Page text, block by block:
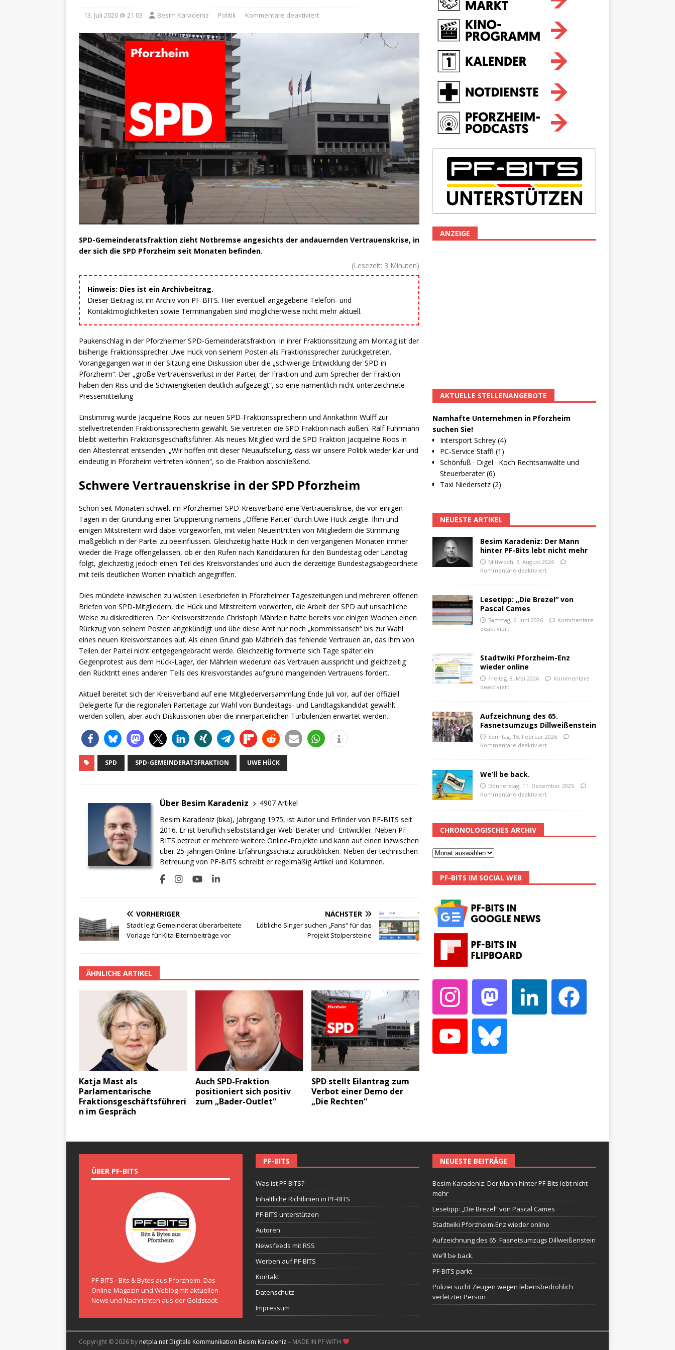
13. Juli 2020 @ 21:03 Besim Karadeniz Politik Kommentare deaktiviert
SPD-Gemeinderatsfraktion zieht Notbremse angesichts der andauernden Vertrauenskrise, in
der sich die SPD Pforzheim seit Monaten befinden.
(Lesezeit: 3 Minuten)
Hinweis: Dies ist ein Archivbeitrag.
Dieser Beitrag ist im Archiv von PF-BITS. Hier eventuell angegebene Telefon- und
Kontaktmöglichkeiten sowie Terminangaben sind möglicherweise nicht mehr aktuell.
Paukenschlag in der Pforzheimer SPD-Gemeinderatsfraktion: In ihrer Fraktionssitzung am Montag ist der
bisherige Fraktionssprecher Uwe Hück von seinem Posten als Fraktionssprecher zurückgetreten.
Vorangegangen war in der Sitzung eine Diskussion über die „schwierige Entwicklung der SPD in
Pforzheim“. Der „große Vertrauensverlust in der Partei, der Fraktion und zum Sprecher der Fraktion
haben den Riss und die Schwierigkeiten deutlich aufgezeigt“, so eine namentlich nicht unterzeichnete
Pressemitteilung
Einstimmig wurde Jacqueline Roos zur neuen SPD-Fraktionssprecherin und Annkathrin Wulff zur
stellvertretenden Fraktionssprecherin gewählt. Sie vertreten die SPD Fraktion nach außen. Ralf Fuhrmann
bleibt weiterhin Fraktionsgeschäftsführer. Als neues Mitglied wird die SPD Fraktion Jacqueline Roos in
den Ältestenrat entsenden. „Wir hoffen mit dieser Neuaufstellung, dass wir unsere Politik wieder klar und
eindeutig in Pforzheim vertreten können“, so die Fraktion abschließend.
Schwere Vertrauenskrise in der SPD Pforzheim
Schon seit Monaten schwelt im Pforzheimer SPD-Kreisverband eine Vertrauenskrise, die vor einigen
Tagen in der Gründung einer Gruppierung namens „Offene Partei“ durch Uwe Hück zeigte. Ihm und
einigen Mitstreitern wird dabei vorgeworfen, mit vielen Neueintritten von Mitgliedern die Stimmung
maßgeblich in der Partei zu beeinflussen. Gleichzeitig hatte Hück in den vergangenen Monaten immer
wieder die Frage offengelassen, ob er den Rufen nach Kandidaturen für den Bundestag oder Landtag
folgt, gleichzeitig jedoch einen Teil des Kreisvorstandes und auch die derzeitige Bundestagsabgeordnete
mit teils deutlichen Worten inhaltlich angegriffen.
Dies mündete inzwischen zu wüsten Leserbriefen in Pforzheimer Tageszeitungen und mehreren offenen
Briefen von SPD-Mitgliedern, die Hück und Mitstreitern vorwerfen, die Arbeit der SPD auf unsachliche
Weise zu diskreditieren. Der Kreisvorsitzende Christoph Mährlein hatte bereits vor einigen Wochen einen
Rückzug von seinem Posten angekündigt und übe diese Amt nur noch „kommissarisch“ bis zur Wahl
eines neuen Kreisvorstandes auf. Als einen Grund gab Mährlein das fehlende Vertrauen an, das ihm von
Teilen der Partei nicht entgegengebracht werde. Gleichzeitig formierte sich Tage später ein
Gegenprotest aus dem Hück-Lager, der Mährlein wiederum das Vertrauen ausspricht und gleichzeitig
den Rücktritt eines anderen Teils des Kreisvorstandes aufgrund mangelnden Vertrauens fordert.
Aktuell bereitet sich der Kreisverband auf eine Mitgliederversammlung Ende Juli vor, auf der offiziell
Delegierte für die regionalen Parteitage zur Wahl von Bundestags- und Landtagskandidat gewählt
werden sollen, aber auch Diskussionen über die innerparteilichen Turbulenzen erwartet werden.
SPD SPD-GEMEINDERATSFRAKTION UWE HÜCK
Über Besim Karadeniz
4907 Artikel
Besim Karadeniz (bka), Jahrgang 1975, ist Autor und Erfinder von PF-BITS seit
2016. Er ist beruflich selbstständiger Web-Berater und -Entwickler. Neben PF-
BITS betreut er mehrere weitere Online-Projekte und kann auf einen inzwischen
über 25-jährigen Online-Erfahrungsschatz zurückblicken. Neben der technischen
Betreuung von PF-BITS schreibt er regelmäßig Artikel und Kolumnen.
VORHERIGER
Stadt legt Gemeinderat überarbeitete
Vorlage für Kita-Elternbeiträge vor
NÄCHSTER
Löbliche Singer suchen „Fans“ für das
Projekt Stolpersteine
ÄHNLICHE ARTIKEL
Katja Mast als
Parlamentarische
Fraktionsgeschäftsführeri
n im Gespräch
Auch SPD-Fraktion
positioniert sich positiv
zum „Bader-Outlet“
SPD stellt Eilantrag zum
Verbot einer Demo der
„Die Rechten“
ANZEIGE
AKTUELLE STELLENANGEBOTE
Namhafte Unternehmen in Pforzheim
suchen Sie!
Intersport Schrey (4)
PC-Service Staffl (1)
Schönfuß · Digel · Koch Rechtsanwälte und
Steuerberater (6)
Taxi Niedersetz (2)
NEUESTE ARTIKEL
Besim Karadeniz: Der Mann
hinter PF-Bits lebt nicht mehr
Mittwoch, 5. August 2026
Kommentare deaktiviert
Lesetipp: „Die Brezel“ von
Pascal Cames
Samstag, 6. Juni 2026
Kommentare
deaktiviert
Stadtwiki Pforzheim-Enz
wieder online
Freitag, 8. Mai 2026
Kommentare
deaktiviert
Aufzeichnung des 65.
Fasnetsumzugs Dillweißenstein
Sonntag, 15. Februar 2026
Kommentare deaktiviert
We’ll be back.
Donnerstag, 11. Dezember 2025
Kommentare deaktiviert
CHRONOLOGISCHES ARCHIV
PF-BITS IM SOCIAL WEB
ÜBER PF-BITS
PF-BITS - Bits & Bytes aus Pforzheim. Das
Online-Magazin und Weblog mit aktuellen
News und Nachrichten aus der Goldstadt.
PF-BITS
Was ist PF-BITS?
Inhaltliche Richtlinien in PF-BITS
PF-BITS unterstützen
Autoren
Newsfeeds mit RSS
Werben auf PF-BITS
Kontakt
Datenschutz
Impressum
NEUESTE BEITRÄGE
Besim Karadeniz: Der Mann hinter PF-Bits lebt nicht
mehr
Lesetipp: „Die Brezel“ von Pascal Cames
Stadtwiki Pforzheim-Enz wieder online
Aufzeichnung des 65. Fasnetsumzugs Dillweißenstein
We’ll be back.
PF-BITS parkt
Polizei sucht Zeugen wegen lebensbedrohlich
verletzter Person
Copyright © 2026 by netpla.net Digitale Kommunikation Besim Karadeniz– MADE IN PF WITH